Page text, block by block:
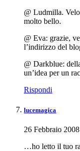
@ Ludmilla.
molto bello.
@ Eva: grazie,
l’indirizzo del
@ Darkblue:
un’idea per un
Rispondi
lucemagica
26 Febbraio 2008
…ho letto il tuo